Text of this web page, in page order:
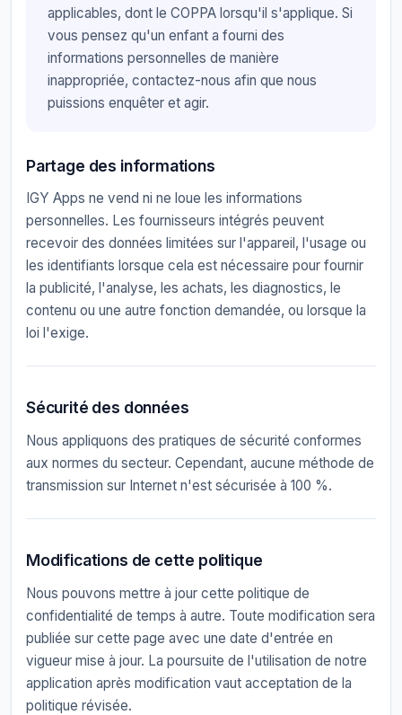
applicables, dont le COPPA lorsqu'il s'applique. Si
vous pensez qu'un enfant a fourni des
informations personnelles de manière
inappropriée, contactez-nous afin que nous
puissions enquêter et agir.
Partage des informations
IGY Apps ne vend ni ne loue les informations
personnelles. Les fournisseurs intégrés peuvent
recevoir des données limitées sur l'appareil, l'usage ou
les identifiants lorsque cela est nécessaire pour fournir
la publicité, l'analyse, les achats, les diagnostics, le
contenu ou une autre fonction demandée, ou lorsque la
loi l'exige.
Sécurité des données
Nous appliquons des pratiques de sécurité conformes
aux normes du secteur. Cependant, aucune méthode de
transmission sur Internet n'est sécurisée à 100 %.
Modifications de cette politique
Nous pouvons mettre à jour cette politique de
confidentialité de temps à autre. Toute modification sera
publiée sur cette page avec une date d'entrée en
vigueur mise à jour. La poursuite de l'utilisation de notre
application après modification vaut acceptation de la
politique révisée.